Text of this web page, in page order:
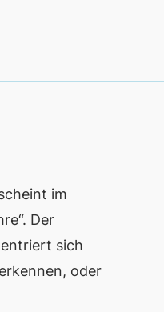
im
Der
sich
oder